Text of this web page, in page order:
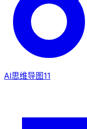
AI思维导图11